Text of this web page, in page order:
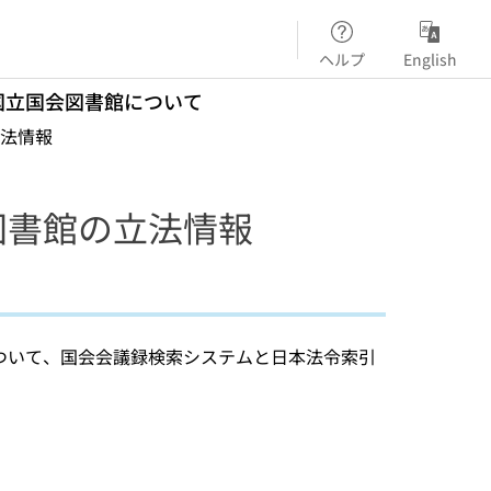
ヘルプ English
立国会図書館について
情報
館の立法情報
て、国会会議録検索システムと日本法令索引